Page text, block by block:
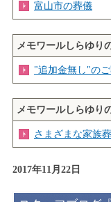
富山市の葬儀
メモワールしらゆり
"追加金無し"の
メモワールしらゆり
さまざまな家族
2017年11月22日